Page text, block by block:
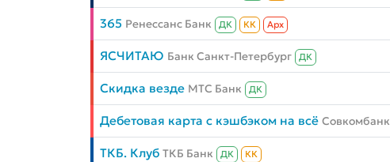
365 Ренессанс Банк ДК КК Aрх
ЯСЧИТАЮ Банк Санкт-Петербург ДК
Скидка везде МТС Банк ДК
Дебетовая карта с кэшбэком на всё Совкомбанк
ТКБ. Клуб ТКБ Банк ДК КК